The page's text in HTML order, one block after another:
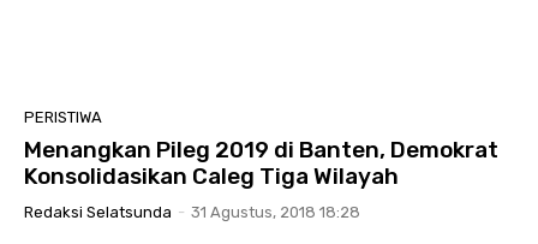
PERISTIWA
Menangkan Pileg 2019 di Banten, Demokrat
Konsolidasikan Caleg Tiga Wilayah
Redaksi Selatsunda - 31 Agustus, 2018 18:28